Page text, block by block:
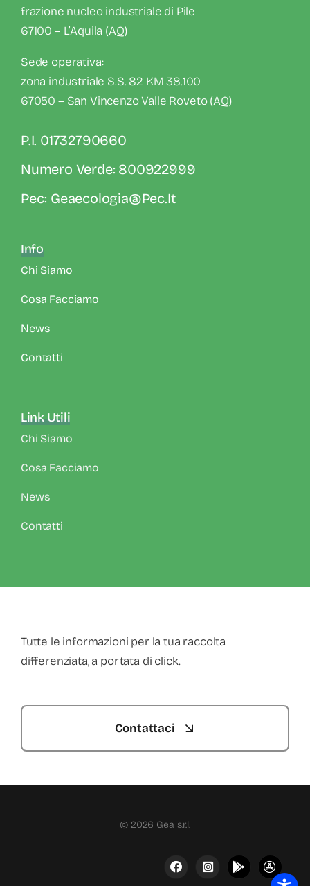
frazione nucleo industriale di Pile
67100 – L’Aquila (AQ)
Sede operativa:
zona industriale S.S. 82 KM 38.100
67050 – San Vincenzo Valle Roveto (AQ)
P.I. 01732790660
Numero Verde: 800922999
Pec: Geaecologia@pec.it
Info
Chi Siamo
Cosa Facciamo
News
Contatti
Link Utili
Chi Siamo
Cosa Facciamo
News
Contatti
Tutte le informazioni per la tua raccolta
differenziata, a portata di click.
Contattaci
© 2026 Gea s.r.l.